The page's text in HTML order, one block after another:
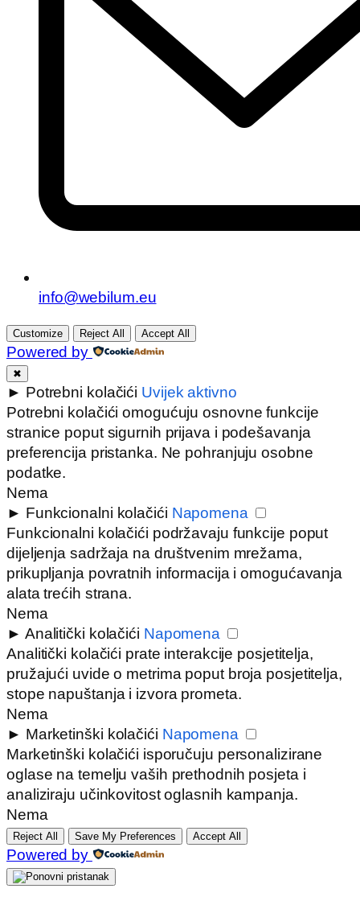
info@webilum.eu
Customize Reject All Accept All
Powered by
✖
► Potrebni kolačići Uvijek aktivno
Potrebni kolačići omogućuju osnovne funkcije
stranice poput sigurnih prijava i podešavanja
preferencija pristanka. Ne pohranjuju osobne
podatke.
Nema
► Funkcionalni kolačići Napomena
Funkcionalni kolačići podržavaju funkcije poput
dijeljenja sadržaja na društvenim mrežama,
prikupljanja povratnih informacija i omogućavanja
alata trećih strana.
Nema
► Analitički kolačići Napomena
Analitički kolačići prate interakcije posjetitelja,
pružajući uvide o metrima poput broja posjetitelja,
stope napuštanja i izvora prometa.
Nema
► Marketinški kolačići Napomena
Marketinški kolačići isporučuju personalizirane
oglase na temelju vaših prethodnih posjeta i
analiziraju učinkovitost oglasnih kampanja.
Nema
Reject All Save My Preferences Accept All
Powered by